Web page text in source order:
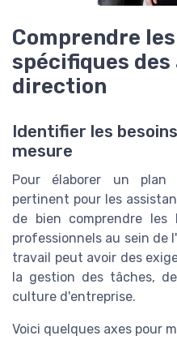
Comprendre
spécifiques
direction
Identifier les
mesure
Pour élaborer un
pertinent pour les
de bien comprendre les
professionnels au sein de
travail peut avoir des
la gestion des tâches,
culture d'entreprise.
Voici quelques axes pour